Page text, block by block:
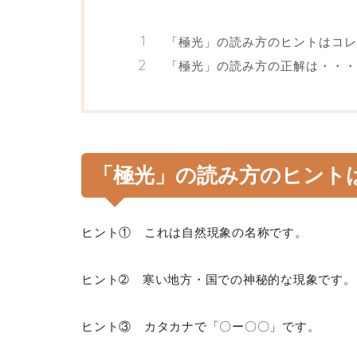
「極光」の読み方のヒントはコレ
「極光」の読み方の正解は・・
「極光」の読み方のヒント
ヒント① これは自然現象の名称です。
ヒント➁ 寒い地方・国での神秘的な現象です。
ヒント③ カタカナで「〇ー〇〇」です。